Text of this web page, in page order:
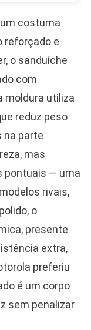
costuma
reforçado e
o sanduíche
com
moldura utiliza
reduz peso
na parte
mas
pontuais — uma
rivais,
o
presente
extra,
preferiu
é um corpo
sem penalizar